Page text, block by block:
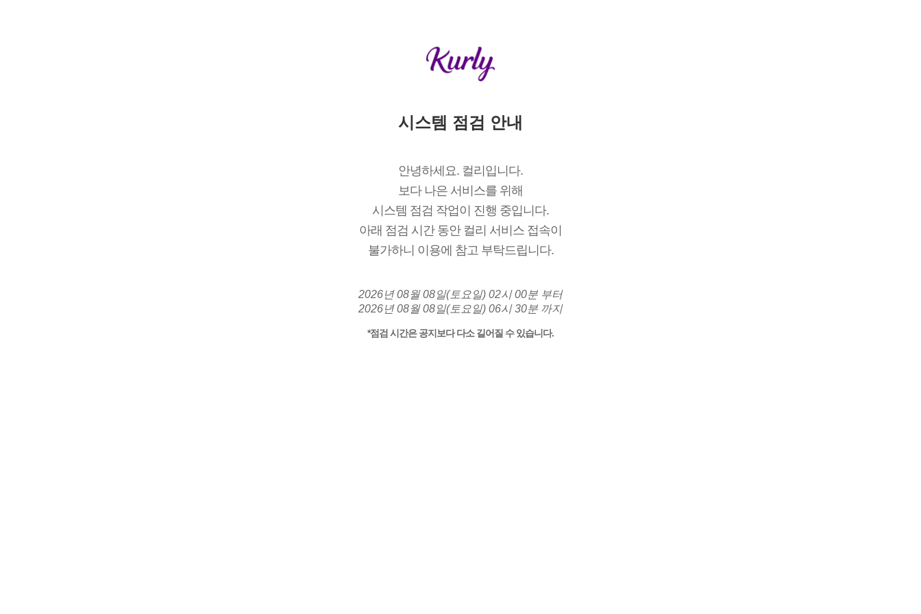
시스템 점검 안내
안녕하세요. 컬리입니다.
보다 나은 서비스를 위해
시스템 점검 작업이 진행 중입니다.
아래 점검 시간 동안 컬리 서비스 접속이
불가하니 이용에 참고 부탁드립니다.
2026년 08월 08일(토요일) 02시 00분 부터
2026년 08월 08일(토요일) 06시 30분 까지
*점검 시간은 공지보다 다소 길어질 수 있습니다.